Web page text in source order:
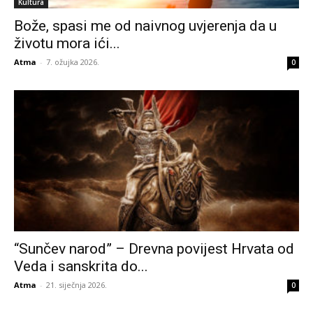
Kultura
Bože, spasi me od naivnog uvjerenja da u
životu mora ići...
Atma - 7. ožujka 2026. 0
“Sunčev narod” – Drevna povijest Hrvata od
Veda i sanskrita do...
Atma - 21. siječnja 2026. 0